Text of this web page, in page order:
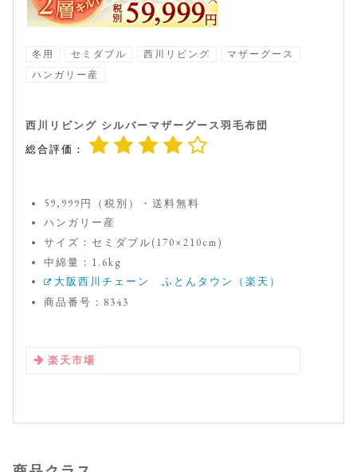
冬用 セミダブル 西川リビング
マザーグース
ハンガリー産
西川リビング シルバーマザーグース羽毛布団
総合評価：
59,999円（税別）・送料無料
ハンガリー産
サイズ：セミダブル(170×210cm)
中綿量：1.6kg
大阪西川チェーン ふとんタウン（楽天）
商品番号：8343
楽天市場